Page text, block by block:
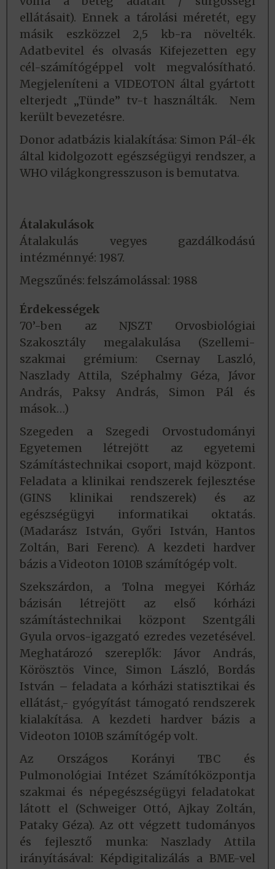
ellátásait). Ennek a tárolási méretét, egy
másik eszközzel 2,5 kb-ra növelték.
Adatbevitel és olvasás Kifejezetten egy
cél-számítógéppel volt megvalósítható.
Megjeleníteni a VIDEOTON által gyártott
elterjedt „Tünde” tv-t használták. Nem
került bevezetésre.
Donor adatbázis kialakítása: Simon Pál-ék
által kidolgozott egészségügyi rendszer, a
WHO világkongresszuson is bemutatva.
Átalakulások
Átalakulás vegyes gazdálkodású
intézménnyé: 1987.
Megszűnés: felszámolással: 1988
Érdekességek
70’-ben az NJSZT Orvosbiológiai
Szakosztály megalakulása (Szellemi-
szakmai grémium: Csernay Laszló,
Naszlady Attila, Széphalmy Géza, Jávor
András, Paksy András, Simon Pál és
mások…)
Szegeden a Szegedi Orvostudományi
Egyetemen létrejött az egyetemi
Számítástechnikai csoport, majd központ.
Feladata a klinikai rendszerek fejlesztése
(GINS klinikai rendszerek) és az
egészségügyi informatikai oktatás.
(Madarász István, Győri István, Hantos
Zoltán, Bari Ferenc). A kezdeti hardver
bázis a Videoton 1010B számítógép volt.
Szekszárdon, a Tolna megyei Kórház
bázisán létrejött az első kórházi
számítástechnikai központ Szentgáli
Gyula orvos-igazgató ezredes vezetésével.
Meghatározó szereplők: Jávor András,
Körösztös Vince, Simon László, Bordás
István – feladata a kórházi statisztikai és
ellátást,- gyógyítást támogató rendszerek
kialakítása. A kezdeti hardver bázis a
Videoton 1010B számítógép volt.
Az Országos Korányi TBC és
Pulmonológiai Intézet Számítóközpontja
szakmai és népegészségügyi feladatokat
látott el (Schweiger Ottó, Ajkay Zoltán,
Pataky Géza). Az ott végzett tudományos
és fejlesztő munka: Naszlady Attila
irányításával: Képdigitalizálás a BME-vel